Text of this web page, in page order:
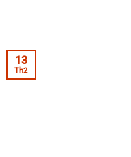
13
Th2